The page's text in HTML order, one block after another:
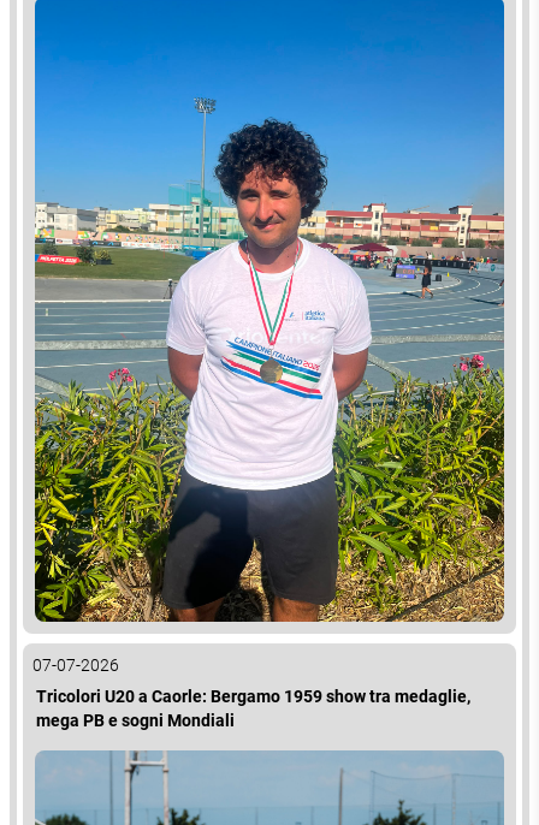
07-07-2026
Tricolori U20 a Caorle: Bergamo 1959 show tra medaglie,
mega PB e sogni Mondiali